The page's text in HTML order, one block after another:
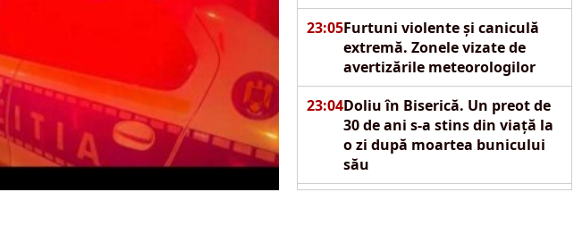
23:05Furtuni violente și caniculă
extremă. Zonele vizate de
avertizările meteorologilor
23:04Doliu în Biserică. Un preot de
30 de ani s-a stins din viață la
o zi după moartea bunicului
său